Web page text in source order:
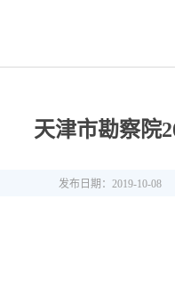
天津市勘察院
发布日期：2019-10-08